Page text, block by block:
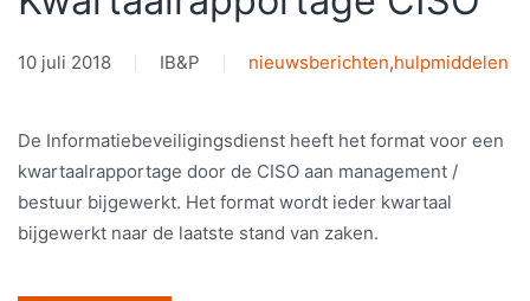
10 juli 2018 IB&P nieuwsberichten,hulpmiddelen
De Informatiebeveiligingsdienst heeft het format voor een
kwartaalrapportage door de CISO aan management /
bestuur bijgewerkt. Het format wordt ieder kwartaal
bijgewerkt naar de laatste stand van zaken.